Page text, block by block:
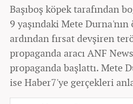
Başıboş köpek tarafından
9 yaşındaki Mete
ardından fırsat devşiren
propaganda aracı ANF
propaganda başlattı. Mete
ise Haber7'ye gerçekleri